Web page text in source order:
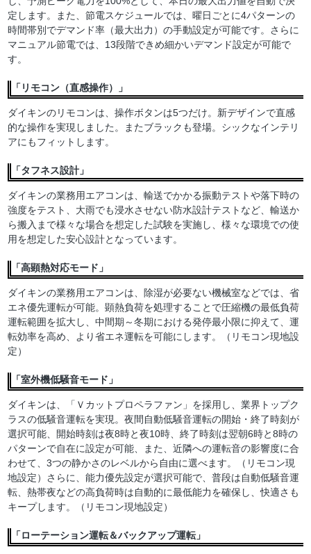
定します。また、節電スケジュールでは、曜日ごとに4パターンの
時間帯別でデマンド率（最大出力）の手動設定が可能です。さらに
マニュアル節電では、13段階できめ細かいデマンド設定が可能で
す。
「リモコン（直感操作）」
ダイキンのリモコンは、操作ボタンは5つだけ。新デザインで直感
的な操作を実現しました。またブラックも登場。シックなインテリ
アにもフィットします。
「タフネス設計」
ダイキンの業務用エアコンは、輸送でかかる振動テストや落下時の
強度をテスト、大雨でも浸水させない防水設計テストなど、輸送か
ら搬入まで様々な場合を想定した試験を実施し、様々な環境での使
用を想定した安心設計となっています。
「高顕熱対応モード」
ダイキンの業務用エアコンは、除湿が必要ない機械室などでは、省
エネ優先運転が可能。顕熱負荷を処理することで圧縮機の最低負荷
運転範囲を拡大し、中間期～冬期における発停最小限に抑えて、運
転効率を高め、より省エネ運転を可能にします。（リモコン現地設
定）
「室外機低騒音モード」
ダイキンは、「Ｖカットプロペラファン」を採用し、業界トップク
ラスの低騒音運転を実現。夜間自動低騒音運転の開始・終了時刻が
選択可能、開始時刻は夜8時と夜10時、終了時刻は翌朝6時と8時の
パターンで自在に設定が可能、また、近隣への運転音の影響度に合
わせて、3つの静かさのレベルから自由に選べます。（リモコン現
地設定）さらに、能力優先設定が選択可能で、普段は自動低騒音運
転、熱帯夜などの高負荷時は自動的に最低能力を確保し、快適さも
キープします。（リモコン現地設定）
「ローテーション運転＆バックアップ運転」